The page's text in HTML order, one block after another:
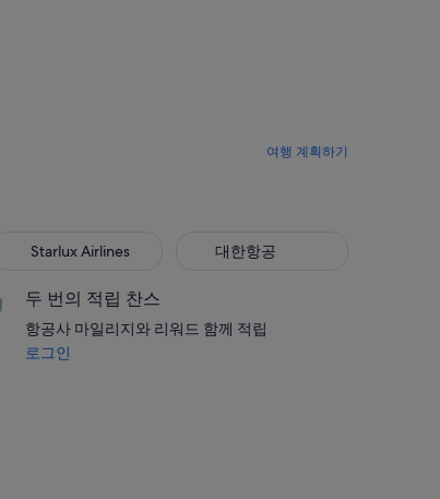
여행 계획하기
Starlux Airlines
Starlux Airlines 대한항공
대한항공
두 번의 적립 찬스
항공사 마일리지와 리워드 함께 적립
로그인